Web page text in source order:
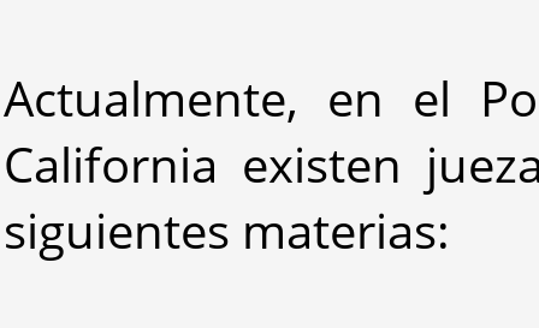
Actualmente, en el
California existen
siguientes materias: